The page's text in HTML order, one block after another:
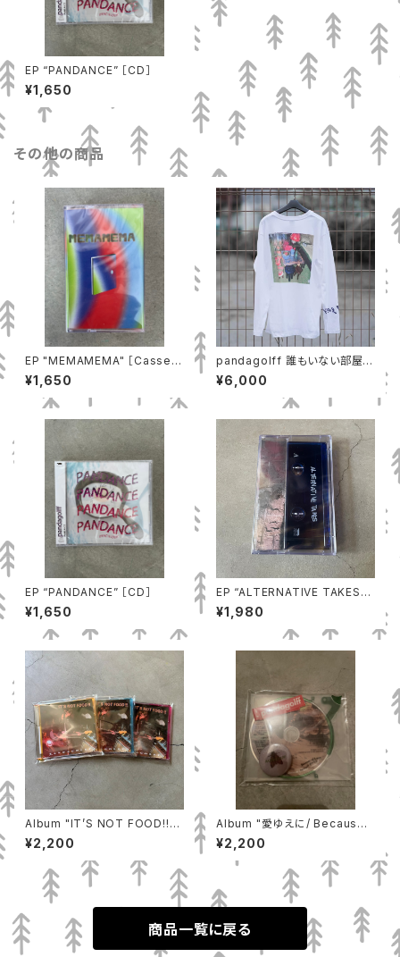
EP “PANDANCE” ［CD］
¥1,650
その他の商品
EP "MEMAMEMA" ［Cassett
e tape］
¥1,650
pandagolff 誰もいない部屋
ロンT
¥6,000
EP “PANDANCE” ［CD］
¥1,650
EP “ALTERNATIVE TAKES”
［Cassette tape + CD-R/ C
D］
¥1,980
Album "IT’S NOT FOOD!!"
［CD］
¥2,200
Album "愛ゆえに/ Because
of Love" ［CD］
¥2,200
商品一覧に戻る